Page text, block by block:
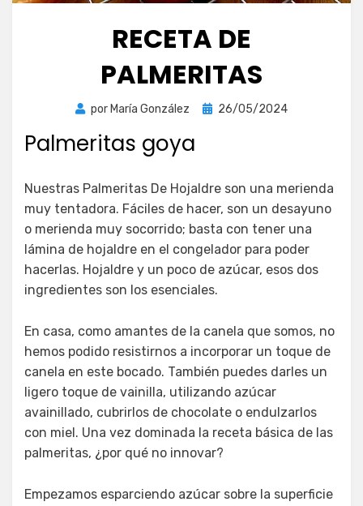
RECETA DE
PALMERITAS
por María González
Publicada
26/05/2024
Palmeritas goya
Nuestras Palmeritas De Hojaldre son una merienda
muy tentadora. Fáciles de hacer, son un desayuno
o merienda muy socorrido; basta con tener una
lámina de hojaldre en el congelador para poder
hacerlas. Hojaldre y un poco de azúcar, esos dos
ingredientes son los esenciales.
En casa, como amantes de la canela que somos, no
hemos podido resistirnos a incorporar un toque de
canela en este bocado. También puedes darles un
ligero toque de vainilla, utilizando azúcar
avainillado, cubrirlos de chocolate o endulzarlos
con miel. Una vez dominada la receta básica de las
palmeritas, ¿por qué no innovar?
Empezamos esparciendo azúcar sobre la superficie